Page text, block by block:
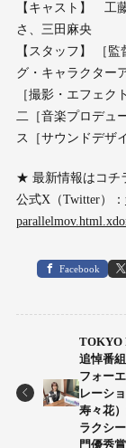
【キャスト】 工
さ、三田麻央
【スタッフ】 ［
グ・キャラクター
［撮影・エフェク
二［音楽プロデュ
ス［サウンドデザ
★ 最新情報はコチ
公式X（Twitter）：
Facebook
TOKYO
追悼番組
フォー
レーシ
寿々花
ラクシ
門優秀